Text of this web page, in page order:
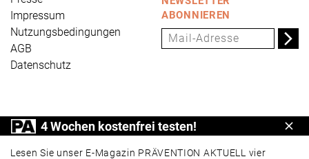
Impressum
Nutzungsbedingungen
AGB
Datenschutz
ABONNIEREN
PRÄVENTION AKTUELL ist ein Produkt der Universum
Verlag GmbH, Wettinerstraße 3-5, 65189 Wiesbaden,
www.universum.de,info@universum.de
4 Wochen kostenfrei testen!
Lesen Sie unser E-Magazin PRÄVENTION AKTUELL vier